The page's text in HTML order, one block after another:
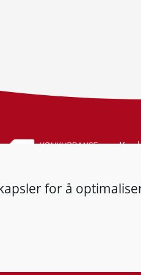
for å